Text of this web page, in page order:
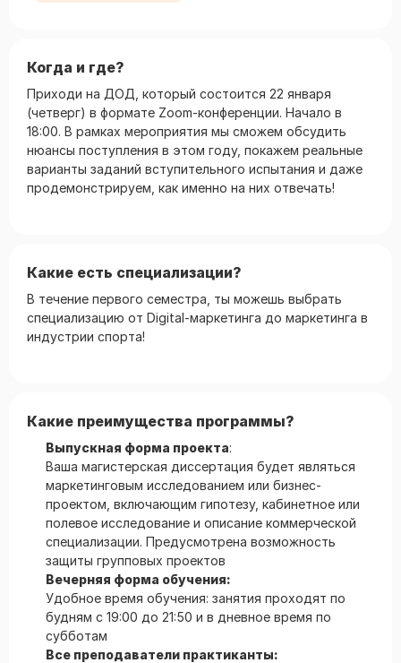
Когда и где?
Приходи на ДОД, который состоится 22 января
(четверг) в формате Zoom-конференции. Начало в
18:00. В рамках мероприятия мы сможем обсудить
нюансы поступления в этом году, покажем реальные
варианты заданий вступительного испытания и даже
продемонстрируем, как именно на них отвечать!
Какие есть специализации?
В течение первого семестра, ты можешь выбрать
специализацию от Digital-маркетинга до маркетинга в
индустрии спорта!
Какие преимущества программы?
Выпускная форма проекта:
Ваша магистерская диссертация будет являться
маркетинговым исследованием или бизнес-
проектом, включающим гипотезу, кабинетное или
полевое исследование и описание коммерческой
специализации. Предусмотрена возможность
защиты групповых проектов
Вечерняя форма обучения:
Удобное время обучения: занятия проходят по
будням с 19:00 до 21:50 и в дневное время по
субботам
Все преподаватели практиканты: